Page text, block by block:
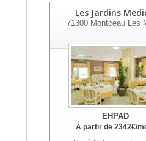
Les Jardins
71300Montceau Les
EHPAD
À partir de 2342€/